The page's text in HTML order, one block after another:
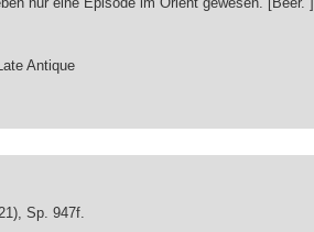
Antique
Sp. 947f.